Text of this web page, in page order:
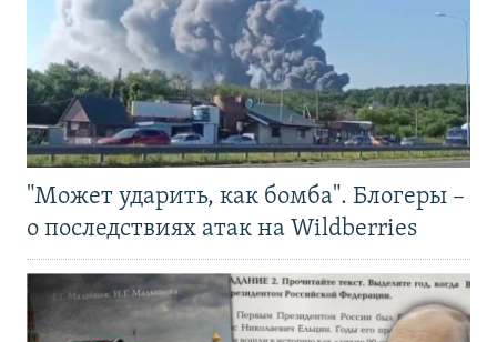
"Может ударить, как бомба". Блогеры –
о последствиях атак на Wildberries